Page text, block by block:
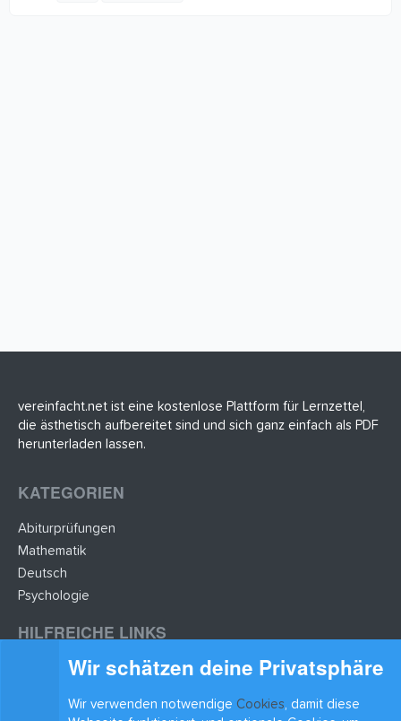
vereinfacht.net ist eine kostenlose Plattform für Lernzettel,
die ästhetisch aufbereitet sind und sich ganz einfach als PDF
herunterladen lassen.
KATEGORIEN
Abiturprüfungen
Mathematik
Deutsch
Psychologie
HILFREICHE LINKS
Lernzettel hochladen
Wir schätzen deine Privatsphäre
Wir verwenden notwendige Cookies, damit diese